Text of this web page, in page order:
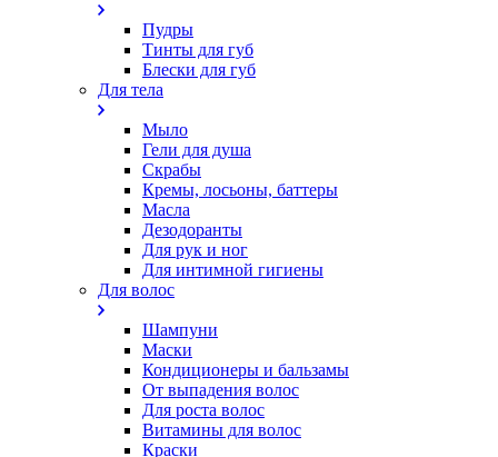
Пудры
Тинты для губ
Блески для губ
Для тела
Мыло
Гели для душа
Скрабы
Кремы, лосьоны, баттеры
Масла
Дезодоранты
Для рук и ног
Для интимной гигиены
Для волос
Шампуни
Маски
Кондиционеры и бальзамы
От выпадения волос
Для роста волос
Витамины для волос
Краски